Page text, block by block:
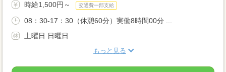
時給1,500円～ 交通費一部支給
08：30-17：30（休憩60分）実働8時間00分 ...
土曜日 日曜日
もっと見る